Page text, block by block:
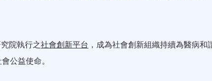
院執行之社會創新平台 ，成為社會創新組織持續為醫病和
公益使命。